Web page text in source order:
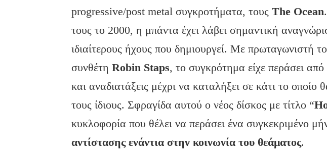
progressive/post metal συγκροτήματα, τουςThe Ocean
τους το 2000, η μπάντα έχει λάβει σημαντική
ιδιαίτερους ήχους που δημιουργεί. Με πρωταγωνιστή
συνθέτηRobin Staps, το συγκρότημα είχε περάσει από
και αναδιατάξεις μέχρι να καταλήξει σε κάτι το οποίο
τους ίδιους. Σφραγίδα αυτού ο νέος δίσκος με τίτλο “
κυκλοφορία που θέλει να περάσει ένα συγκεκριμένο
αντίστασης ενάντια στην κοινωνία του θεάματος.